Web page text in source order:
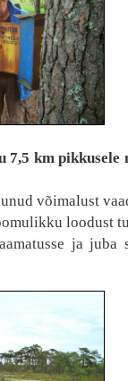
7,5 km
võimalust
loodust
ja juba